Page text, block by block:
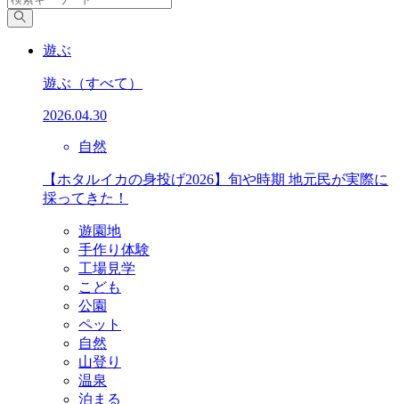
遊ぶ
遊ぶ （すべて）
2026.04.30
自然
【ホタルイカの身投げ2026】旬や時期 地元民が実際に
採ってきた！
遊園地
手作り体験
工場見学
こども
公園
ペット
自然
山登り
温泉
泊まる